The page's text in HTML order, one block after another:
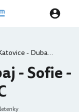
[W6] Katovice - Dubaj - Sofie - Bratislava 2,5k WDC
- Sofie -